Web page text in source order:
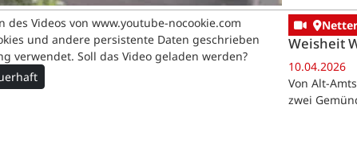
des Videos von www.youtube-nocookie.com
und andere persistente Daten geschrieben
verwendet. Soll das Video geladen werden?
Weisheit
10.04.2026
Von Alt-
zwei